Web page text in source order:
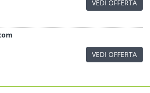
VEDI OFFERTA
VEDI OFFERTA